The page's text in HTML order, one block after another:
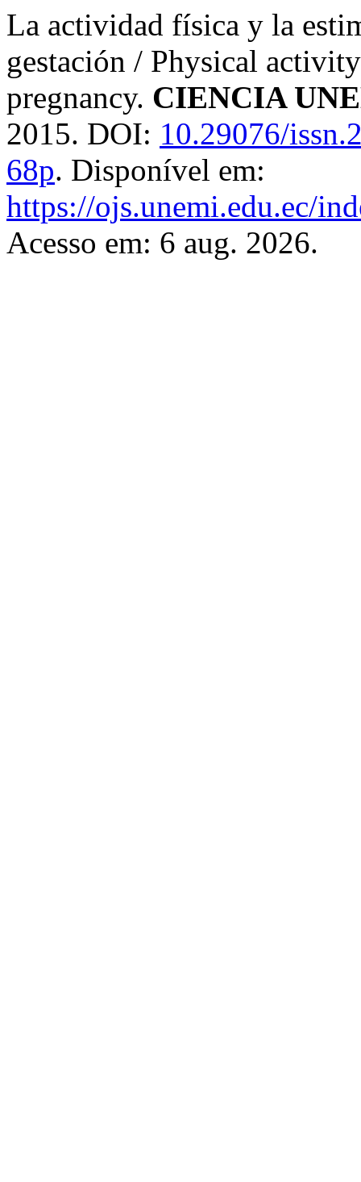
La actividad física y la
gestación / Physical
pregnancy. CIENCIA
2015. DOI: 10.29076/
68p. Disponível em:
https://ojs.unemi.edu.ec/
Acesso em: 6 aug. 2026.